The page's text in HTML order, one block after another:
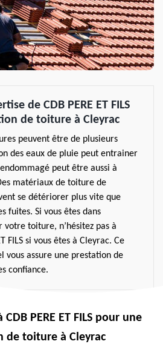
de CDB PERE ET FILS
de toiture à Cleyrac
peuvent être de plusieurs
des eaux de pluie peut entrainer
peut être aussi à
matériaux de toiture de
se détériorer plus vite que
fuites. Si vous êtes dans
votre toiture, n’hésitez pas à
FILS si vous êtes à Cleyrac. Ce
vous assure une prestation de
confiance.
PERE ET FILS pour une
de toiture à Cleyrac